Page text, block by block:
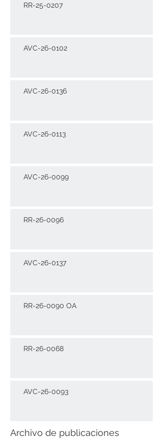
RR-25-0207
AVC-26-0102
AVC-26-0136
AVC-26-0113
AVC-26-0099
RR-26-0096
AVC-26-0137
RR-26-0090 OA
RR-26-0068
AVC-26-0093
Archivo de publicaciones